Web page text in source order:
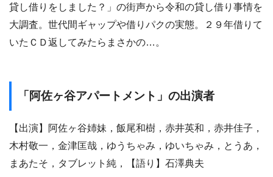
貸し借りをしました？」の街声から令和の貸し借り事情を
大調査。世代間ギャップや借りパクの実態。２９年借りて
いたＣＤ返してみたらまさかの…。
「阿佐ヶ谷アパートメント」の出演者
【出演】阿佐ヶ谷姉妹，飯尾和樹，赤井英和，赤井佳子，
木村敬一，金津匡哉，ゆうちゃみ，ゆいちゃみ，とうあ，
まあたそ，タブレット純，【語り】石澤典夫